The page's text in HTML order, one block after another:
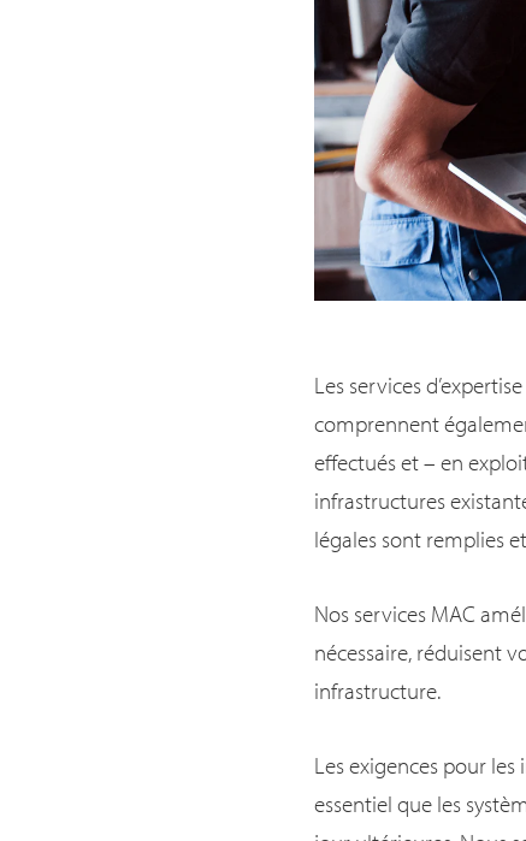
Les services
comprennent
effectués et – en
infrastructures
légales sont remplies
Nos services MAC
nécessaire, réduisent
infrastructure.
Les exigences pour
essentiel que les